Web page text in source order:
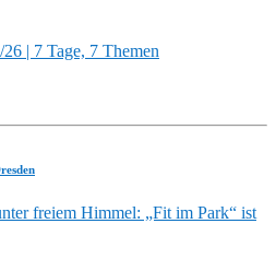
| 7 Tage, 7 Themen
freiem Himmel: „Fit im Park“ ist